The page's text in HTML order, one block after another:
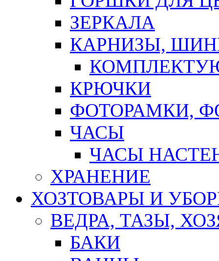
ЗЕРКАЛА
КАРНИЗЫ,
КРЮЧКИ
ФОТОРАМКИ,
ЧАСЫ
ЧАСЫ
ХРАНЕНИЕ
ХОЗТОВАРЫ И
ВЕДРА, ТАЗЫ,
БАКИ